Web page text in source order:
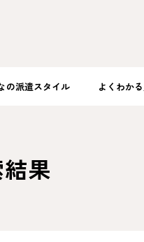
の派遣スタイル よくわかる
果